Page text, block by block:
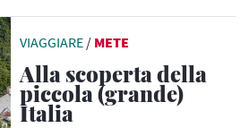
VIAGGIARE / METE
Alla scoperta della
piccola (grande)
Italia